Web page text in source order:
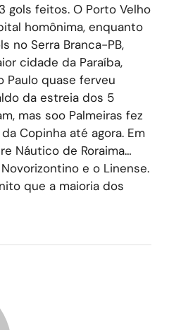
gols feitos. O Porto Velho
homônima, enquanto
no Serra Branca-PB,
cidade da Paraíba,
Paulo quase ferveu
da estreia dos 5
mas soo Palmeiras fez
Copinha até agora. Em
Náutico de Roraima…
e o Linense.
que a maioria dos